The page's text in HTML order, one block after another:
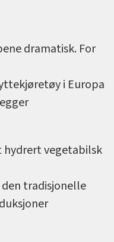
dramatisk. For
i Europa
hydrert vegetabilsk
tradisjonelle